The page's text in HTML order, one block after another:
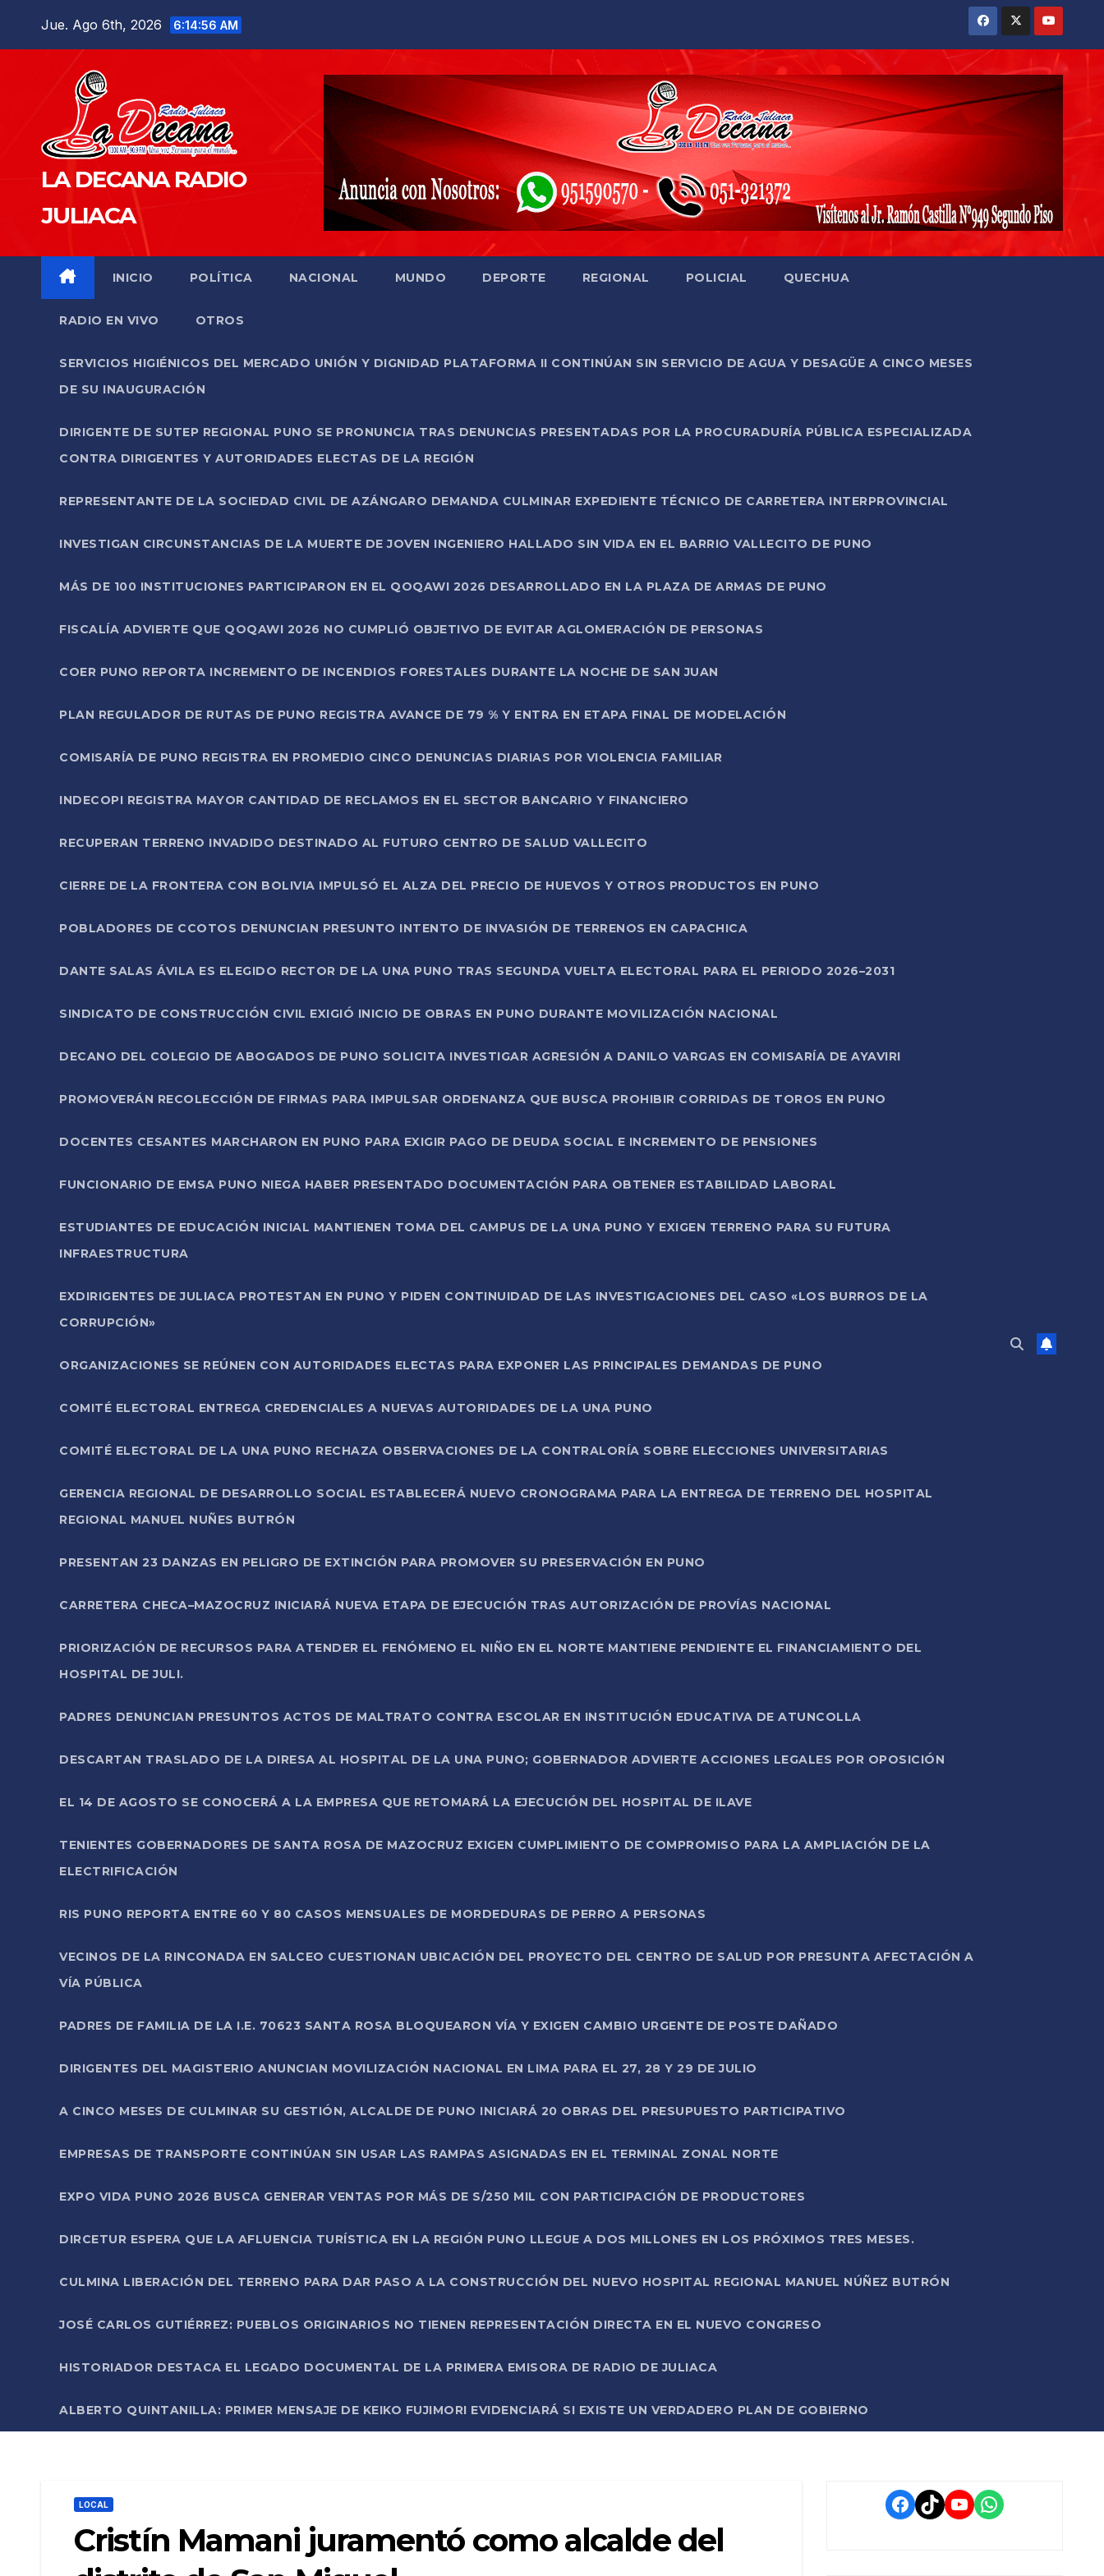
Jue. Ago 6th, 2026 6:14:57 AM
LA DECANA RADIO
JULIACA
INICIO POLÍTICA NACIONAL MUNDO DEPORTE REGIONAL POLICIAL QUECHUA
RADIO EN VIVO OTROS
SERVICIOS HIGIÉNICOS DEL MERCADO UNIÓN Y DIGNIDAD PLATAFORMA II CONTINÚAN SIN SERVICIO DE AGUA Y DESAGÜE A CINCO MESES
DE SU INAUGURACIÓN
DIRIGENTE DE SUTEP REGIONAL PUNO SE PRONUNCIA TRAS DENUNCIAS PRESENTADAS POR LA PROCURADURÍA PÚBLICA ESPECIALIZADA
CONTRA DIRIGENTES Y AUTORIDADES ELECTAS DE LA REGIÓN
REPRESENTANTE DE LA SOCIEDAD CIVIL DE AZÁNGARO DEMANDA CULMINAR EXPEDIENTE TÉCNICO DE CARRETERA INTERPROVINCIAL
INVESTIGAN CIRCUNSTANCIAS DE LA MUERTE DE JOVEN INGENIERO HALLADO SIN VIDA EN EL BARRIO VALLECITO DE PUNO
MÁS DE 100 INSTITUCIONES PARTICIPARON EN EL QOQAWI 2026 DESARROLLADO EN LA PLAZA DE ARMAS DE PUNO
FISCALÍA ADVIERTE QUE QOQAWI 2026 NO CUMPLIÓ OBJETIVO DE EVITAR AGLOMERACIÓN DE PERSONAS
COER PUNO REPORTA INCREMENTO DE INCENDIOS FORESTALES DURANTE LA NOCHE DE SAN JUAN
PLAN REGULADOR DE RUTAS DE PUNO REGISTRA AVANCE DE 79 % Y ENTRA EN ETAPA FINAL DE MODELACIÓN
COMISARÍA DE PUNO REGISTRA EN PROMEDIO CINCO DENUNCIAS DIARIAS POR VIOLENCIA FAMILIAR
INDECOPI REGISTRA MAYOR CANTIDAD DE RECLAMOS EN EL SECTOR BANCARIO Y FINANCIERO
RECUPERAN TERRENO INVADIDO DESTINADO AL FUTURO CENTRO DE SALUD VALLECITO
CIERRE DE LA FRONTERA CON BOLIVIA IMPULSÓ EL ALZA DEL PRECIO DE HUEVOS Y OTROS PRODUCTOS EN PUNO
POBLADORES DE CCOTOS DENUNCIAN PRESUNTO INTENTO DE INVASIÓN DE TERRENOS EN CAPACHICA
DANTE SALAS ÁVILA ES ELEGIDO RECTOR DE LA UNA PUNO TRAS SEGUNDA VUELTA ELECTORAL PARA EL PERIODO 2026–2031
SINDICATO DE CONSTRUCCIÓN CIVIL EXIGIÓ INICIO DE OBRAS EN PUNO DURANTE MOVILIZACIÓN NACIONAL
DECANO DEL COLEGIO DE ABOGADOS DE PUNO SOLICITA INVESTIGAR AGRESIÓN A DANILO VARGAS EN COMISARÍA DE AYAVIRI
PROMOVERÁN RECOLECCIÓN DE FIRMAS PARA IMPULSAR ORDENANZA QUE BUSCA PROHIBIR CORRIDAS DE TOROS EN PUNO
DOCENTES CESANTES MARCHARON EN PUNO PARA EXIGIR PAGO DE DEUDA SOCIAL E INCREMENTO DE PENSIONES
FUNCIONARIO DE EMSA PUNO NIEGA HABER PRESENTADO DOCUMENTACIÓN PARA OBTENER ESTABILIDAD LABORAL
ESTUDIANTES DE EDUCACIÓN INICIAL MANTIENEN TOMA DEL CAMPUS DE LA UNA PUNO Y EXIGEN TERRENO PARA SU FUTURA
INFRAESTRUCTURA
EXDIRIGENTES DE JULIACA PROTESTAN EN PUNO Y PIDEN CONTINUIDAD DE LAS INVESTIGACIONES DEL CASO «LOS BURROS DE LA
CORRUPCIÓN»
ORGANIZACIONES SE REÚNEN CON AUTORIDADES ELECTAS PARA EXPONER LAS PRINCIPALES DEMANDAS DE PUNO
COMITÉ ELECTORAL ENTREGA CREDENCIALES A NUEVAS AUTORIDADES DE LA UNA PUNO
COMITÉ ELECTORAL DE LA UNA PUNO RECHAZA OBSERVACIONES DE LA CONTRALORÍA SOBRE ELECCIONES UNIVERSITARIAS
GERENCIA REGIONAL DE DESARROLLO SOCIAL ESTABLECERÁ NUEVO CRONOGRAMA PARA LA ENTREGA DE TERRENO DEL HOSPITAL
REGIONAL MANUEL NUÑES BUTRÓN
PRESENTAN 23 DANZAS EN PELIGRO DE EXTINCIÓN PARA PROMOVER SU PRESERVACIÓN EN PUNO
CARRETERA CHECA–MAZOCRUZ INICIARÁ NUEVA ETAPA DE EJECUCIÓN TRAS AUTORIZACIÓN DE PROVÍAS NACIONAL
PRIORIZACIÓN DE RECURSOS PARA ATENDER EL FENÓMENO EL NIÑO EN EL NORTE MANTIENE PENDIENTE EL FINANCIAMIENTO DEL
HOSPITAL DE JULI.
PADRES DENUNCIAN PRESUNTOS ACTOS DE MALTRATO CONTRA ESCOLAR EN INSTITUCIÓN EDUCATIVA DE ATUNCOLLA
DESCARTAN TRASLADO DE LA DIRESA AL HOSPITAL DE LA UNA PUNO; GOBERNADOR ADVIERTE ACCIONES LEGALES POR OPOSICIÓN
EL 14 DE AGOSTO SE CONOCERÁ A LA EMPRESA QUE RETOMARÁ LA EJECUCIÓN DEL HOSPITAL DE ILAVE
TENIENTES GOBERNADORES DE SANTA ROSA DE MAZOCRUZ EXIGEN CUMPLIMIENTO DE COMPROMISO PARA LA AMPLIACIÓN DE LA
ELECTRIFICACIÓN
RIS PUNO REPORTA ENTRE 60 Y 80 CASOS MENSUALES DE MORDEDURAS DE PERRO A PERSONAS
VECINOS DE LA RINCONADA EN SALCEO CUESTIONAN UBICACIÓN DEL PROYECTO DEL CENTRO DE SALUD POR PRESUNTA AFECTACIÓN A
VÍA PÚBLICA
PADRES DE FAMILIA DE LA I.E. 70623 SANTA ROSA BLOQUEARON VÍA Y EXIGEN CAMBIO URGENTE DE POSTE DAÑADO
DIRIGENTES DEL MAGISTERIO ANUNCIAN MOVILIZACIÓN NACIONAL EN LIMA PARA EL 27, 28 Y 29 DE JULIO
A CINCO MESES DE CULMINAR SU GESTIÓN, ALCALDE DE PUNO INICIARÁ 20 OBRAS DEL PRESUPUESTO PARTICIPATIVO
EMPRESAS DE TRANSPORTE CONTINÚAN SIN USAR LAS RAMPAS ASIGNADAS EN EL TERMINAL ZONAL NORTE
EXPO VIDA PUNO 2026 BUSCA GENERAR VENTAS POR MÁS DE S/250 MIL CON PARTICIPACIÓN DE PRODUCTORES
DIRCETUR ESPERA QUE LA AFLUENCIA TURÍSTICA EN LA REGIÓN PUNO LLEGUE A DOS MILLONES EN LOS PRÓXIMOS TRES MESES.
CULMINA LIBERACIÓN DEL TERRENO PARA DAR PASO A LA CONSTRUCCIÓN DEL NUEVO HOSPITAL REGIONAL MANUEL NÚÑEZ BUTRÓN
JOSÉ CARLOS GUTIÉRREZ: PUEBLOS ORIGINARIOS NO TIENEN REPRESENTACIÓN DIRECTA EN EL NUEVO CONGRESO
HISTORIADOR DESTACA EL LEGADO DOCUMENTAL DE LA PRIMERA EMISORA DE RADIO DE JULIACA
ALBERTO QUINTANILLA: PRIMER MENSAJE DE KEIKO FUJIMORI EVIDENCIARÁ SI EXISTE UN VERDADERO PLAN DE GOBIERNO
LOCAL
Cristín Mamani juramentó como alcalde del
Facebook
TikTokYouTube
WhatsApp